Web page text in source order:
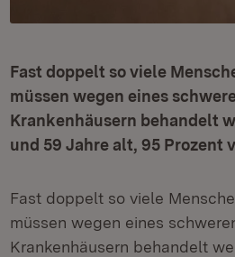
Fast doppelt so viele
müssen wegen eines
Krankenhäusern behandelt
und 59 Jahre alt, 95 Prozent
Fast doppelt so viele
müssen wegen eines
Krankenhäusern behandelt